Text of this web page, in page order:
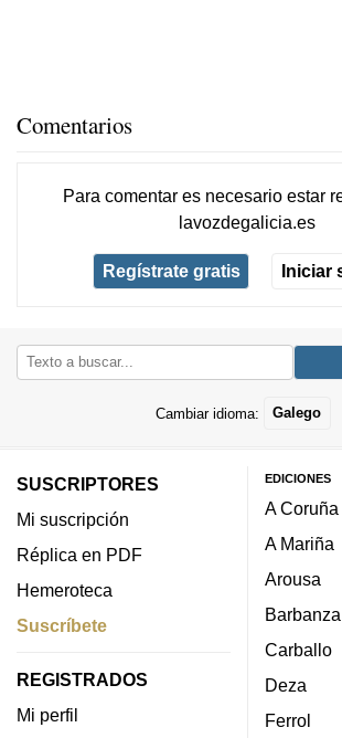
Comentarios
Para comentar es necesario estar
lavozdegalicia.es
Regístrate gratis Iniciar
Cambiar idioma: Galego
SUSCRIPTORES
Mi suscripción
Réplica en PDF
Hemeroteca
Suscríbete
REGISTRADOS
Mi perfil
EDICIONES
A Coruña
A Mariña
Arousa
Barbanza
Carballo
Deza
Ferrol